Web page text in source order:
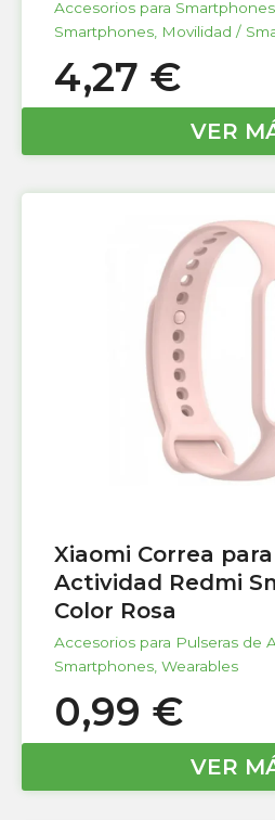
Accesorios para Smartphones
Smartphones, Movilidad /
4,27 €
VER
Xiaomi Correa
Actividad Redmi
Color Rosa
Accesorios para Pulseras de
Smartphones, Wearables
0,99 €
VER